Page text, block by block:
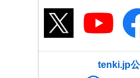
tenki.jp